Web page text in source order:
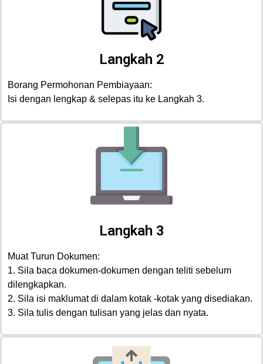
Langkah 2
Borang Permohonan Pembiayaan:
Isi dengan lengkap & selepas itu ke Langkah 3.
Langkah 3
Muat Turun Dokumen:
1. Sila baca dokumen-dokumen dengan teliti sebelum
dilengkapkan.
2. Sila isi maklumat di dalam kotak -kotak yang disediakan.
3. Sila tulis dengan tulisan yang jelas dan nyata.